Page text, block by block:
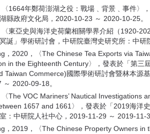
1664年鄭荷澎湖之役：戰場﹑背景﹑事件〉
縣政府文化局，2020-10-23 ～ 2020-10-25。
東亞史與海洋史荷蘭相關學界介紹（1920-
誕」學術研討會，中研院臺灣史研究所：中
，2020，〈The Chinese Tea Exports via
in the Eighteenth Century〉，發表於「第三
Taiwan Commerce)國際學術研討會暨林本源
2020-09-18。
The VOC Mariners’ Nautical Investigations
1657 and 1661〉，發表於「2019海洋
：中研院人社中心，2019-11-29 ～ 2019-11-
，2019，〈The Chinese Property Owners